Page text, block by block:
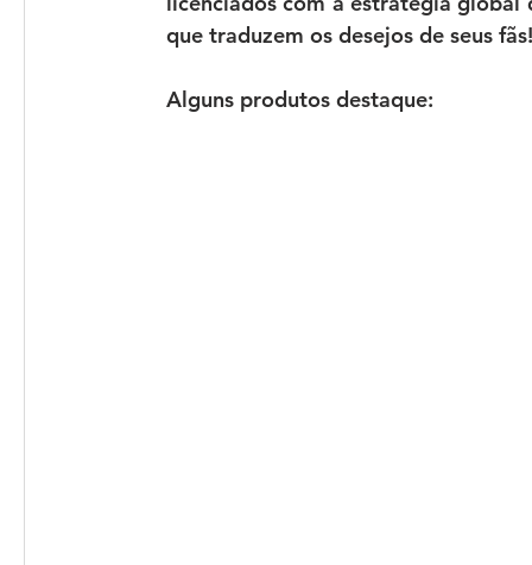
que traduzem os desejos de seus fãs!
Alguns produtos destaque: